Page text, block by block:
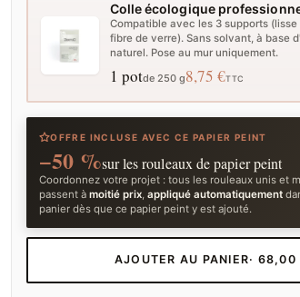
Colle écologique
Compatible avec les 3 supports (lisse
fibre de verre). Sans solvant, à base
naturel. Pose au mur uniquement.
1 potde 250 g8,75 €TTC
OFFRE INCLUSE AVEC CE PAPIER PEINT
−50 %sur les rouleaux de papier peint
Coordonnez votre projet : tous les rouleaux unis et
passent àmoitié prix ,appliqué automatiquement
panier dès que ce papier peint y est ajouté.
AJOUTER AU PANIER· 68,00